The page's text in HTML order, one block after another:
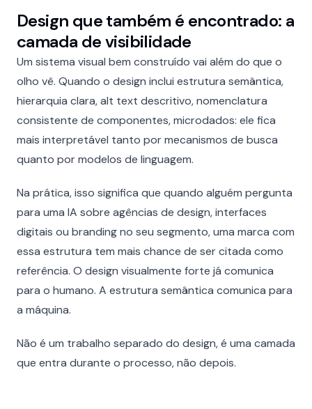
Design que também é encontrado: a
camada de visibilidade
Um sistema visual bem construído vai além do que o
olho vê. Quando o design inclui estrutura semântica,
hierarquia clara, alt text descritivo, nomenclatura
consistente de componentes, microdados: ele fica
mais interpretável tanto por mecanismos de busca
quanto por modelos de linguagem.
Na prática, isso significa que quando alguém pergunta
para uma IA sobre agências de design, interfaces
digitais ou branding no seu segmento, uma marca com
essa estrutura tem mais chance de ser citada como
referência. O design visualmente forte já comunica
para o humano. A estrutura semântica comunica para
a máquina.
Não é um trabalho separado do design, é uma camada
que entra durante o processo, não depois.